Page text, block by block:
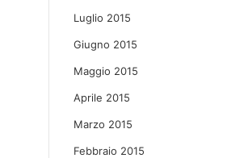
Luglio 2015
Giugno 2015
Maggio 2015
Aprile 2015
Marzo 2015
Febbraio 2015